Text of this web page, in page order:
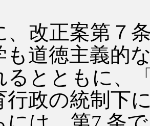
改正案第７
も道徳主義的
るとともに、
行政の統制下